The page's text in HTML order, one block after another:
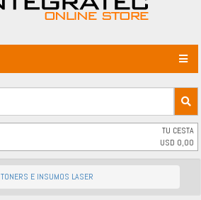
TU CESTA
USD 0,00
TONERS E INSUMOS LASER